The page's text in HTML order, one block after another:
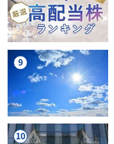
9
10